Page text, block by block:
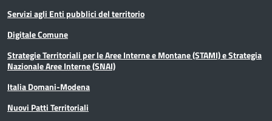
Servizi agli Enti pubblici del territorio
Digitale Comune
Strategie Territoriali per le Aree Interne e Montane (STAMI) e Strategia
Nazionale Aree Interne (SNAI)
Italia Domani-Modena
Nuovi Patti Territoriali